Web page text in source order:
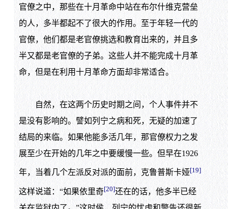
官僚之中，那些在十月革命中站在布尔什维克营垒
的人，多半都起不了很大的作用。至于年轻一代的
官僚，他们都是老官僚挑选和教育出来的，并且多
半又都是老官僚的子弟。这些人并不能完成十月革
命，但是在利用十月革命方面却非常适合。
自然，在这两个历史时期之间，个人事件并不
是没有影响的。譬如列宁之病和死，无疑的加速了
结局的来临。如果他能多活几年，那官僚权力之发
展至少在开始的几年之中要缓慢一些。但早在1926
年，当着几个左派反对派的面前，克鲁普斯卡娅[19]
这样说道：“如果依里奇[20]还在的话，他多半已经